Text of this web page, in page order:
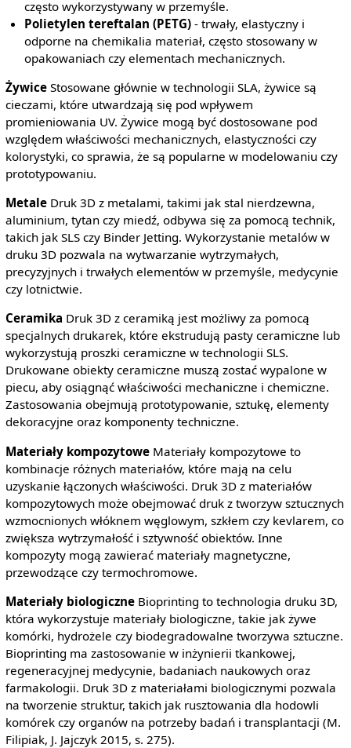
często wykorzystywany w przemyśle.
Polietylen tereftalan (PETG) - trwały, elastyczny i
odporne na chemikalia materiał, często stosowany w
opakowaniach czy elementach mechanicznych.
ŻywiceStosowane głównie w technologii SLA, żywice są
cieczami, które utwardzają się pod wpływem
promieniowania UV. Żywice mogą być dostosowane pod
względem właściwości mechanicznych, elastyczności czy
kolorystyki, co sprawia, że są popularne w modelowaniu czy
prototypowaniu.
MetaleDruk 3D z metalami, takimi jak stal nierdzewna,
aluminium, tytan czy miedź, odbywa się za pomocą technik,
takich jak SLS czy Binder Jetting. Wykorzystanie metalów w
druku 3D pozwala na wytwarzanie wytrzymałych,
precyzyjnych i trwałych elementów w przemyśle, medycynie
czy lotnictwie.
Ceramika Druk 3D z ceramiką jest możliwy za pomocą
specjalnych drukarek, które ekstrudują pasty ceramiczne lub
wykorzystują proszki ceramiczne w technologii SLS.
Drukowane obiekty ceramiczne muszą zostać wypalone w
piecu, aby osiągnąć właściwości mechaniczne i chemiczne.
Zastosowania obejmują prototypowanie, sztukę, elementy
dekoracyjne oraz komponenty techniczne.
Materiały kompozytoweMateriały kompozytowe to
kombinacje różnych materiałów, które mają na celu
uzyskanie łączonych właściwości. Druk 3D z materiałów
kompozytowych może obejmować druk z tworzyw sztucznych
wzmocnionych włóknem węglowym, szkłem czy kevlarem, co
zwiększa wytrzymałość i sztywność obiektów. Inne
kompozyty mogą zawierać materiały magnetyczne,
przewodzące czy termochromowe.
Materiały biologiczneBioprinting to technologia druku 3D,
która wykorzystuje materiały biologiczne, takie jak żywe
komórki, hydrożele czy biodegradowalne tworzywa sztuczne.
Bioprinting ma zastosowanie w inżynierii tkankowej,
regeneracyjnej medycynie, badaniach naukowych oraz
farmakologii. Druk 3D z materiałami biologicznymi pozwala
na tworzenie struktur, takich jak rusztowania dla hodowli
komórek czy organów na potrzeby badań i transplantacji (M.
Filipiak, J. Jajczyk 2015, s. 275).